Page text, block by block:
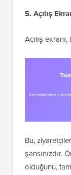
5. Açılış
Açılış
Bu,
şansınızdır.
olduğunu,